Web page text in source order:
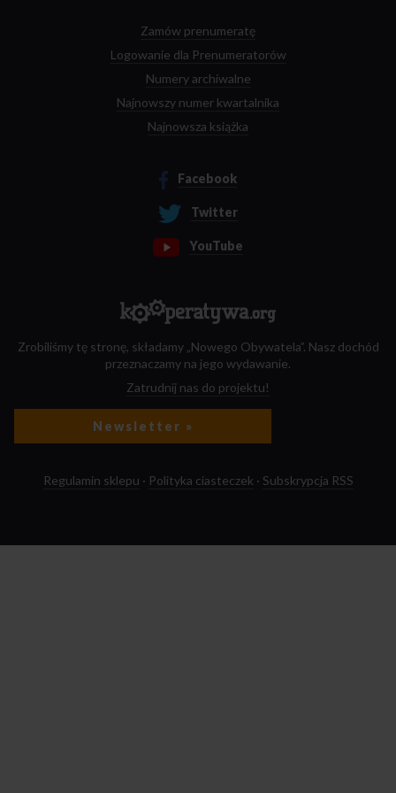
Zamów prenumeratę
Logowanie dla Prenumeratorów
Numery archiwalne
Najnowszy numer kwartalnika
Najnowsza książka
Facebook
Twitter
YouTube
Zrobiliśmy tę stronę, składamy „Nowego Obywatela”. Nasz dochód
przeznaczamy na jego wydawanie.
Zatrudnij nas do projektu!
Newsletter »
Regulamin sklepu · Polityka ciasteczek · Subskrypcja RSS